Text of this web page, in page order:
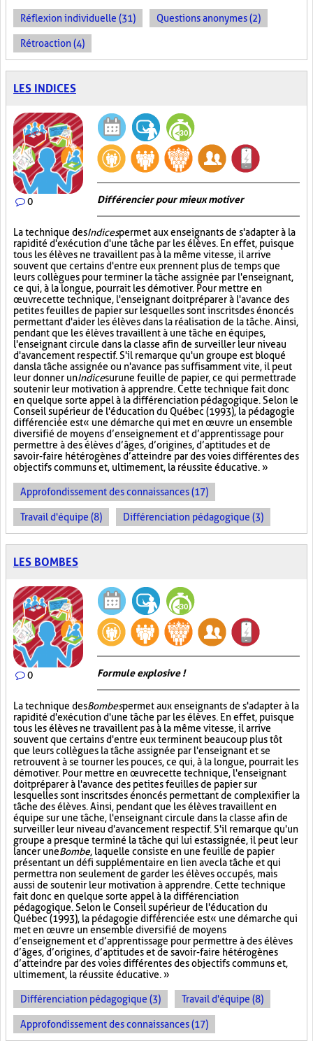
Réflexion individuelle (31) Questions anonymes (2)
Rétroaction (4)
LES INDICES
0 Différencier pour mieux motiver
La technique desIndicespermet aux enseignants de s'adapter à la
rapidité d'exécution d'une tâche par les élèves. En effet, puisque
tous les élèves ne travaillent pas à la même vitesse, il arrive
souvent que certains d'entre eux prennent plus de temps que
leurs collègues pour terminer la tâche assignée par l'enseignant,
ce qui, à la longue, pourrait les démotiver. Pour mettre en
œuvre cette technique, l'enseignant doit préparer à l'avance des
petites feuilles de papier sur lesquelles sont inscrits des énoncés
permettant d'aider les élèves dans la réalisation de la tâche. Ainsi,
pendant que les élèves travaillent à une tâche en équipes,
l'enseignant circule dans la classe afin de surveiller leur niveau
d'avancement respectif. S'il remarque qu'un groupe est bloqué
dans la tâche assignée ou n'avance pas suffisamment vite, il peut
leur donner unIndicesurune feuille de papier, ce qui permettra de
soutenir leur motivation à apprendre. Cette technique fait donc
en quelque sorte appel à la différenciation pédagogique. Selon le
Conseil supérieur de l'éducation du Québec (1993), la pédagogie
différenciée est « une démarche qui met en œuvre un ensemble
diversifié de moyens d’enseignement et d’apprentissage pour
permettre à des élèves d’âges, d’origines, d’aptitudes et de
savoir-faire hétérogènes d’atteindre par des voies différentes des
objectifs communs et, ultimement, la réussite éducative. »
Approfondissement des connaissances (17)
Travail d'équipe (8) Différenciation pédagogique (3)
LES BOMBES
0 Formule explosive !
La technique desBombespermet aux enseignants de s'adapter à la
rapidité d'exécution d'une tâche par les élèves. En effet, puisque
tous les élèves ne travaillent pas à la même vitesse, il arrive
souvent que certains d'entre eux terminent beaucoup plus tôt
que leurs collègues la tâche assignée par l'enseignant et se
retrouvent à se tourner les pouces, ce qui, à la longue, pourrait les
démotiver. Pour mettre en œuvre cette technique, l'enseignant
doit préparer à l'avance des petites feuilles de papier sur
lesquelles sont inscrits des énoncés permettant de complexifier la
tâche des élèves. Ainsi, pendant que les élèves travaillent en
équipe sur une tâche, l'enseignant circule dans la classe afin de
surveiller leur niveau d'avancement respectif. S'il remarque qu'un
groupe a presque terminé la tâche qui lui est assignée, il peut leur
lancer uneBombe, laquelle consiste en une feuille de papier
présentant un défi supplémentaire en lien avec la tâche et qui
permettra non seulement de garder les élèves occupés, mais
aussi de soutenir leur motivation à apprendre. Cette technique
fait donc en quelque sorte appel à la différenciation
pédagogique. Selon le Conseil supérieur de l'éducation du
Québec (1993), la pédagogie différenciée est « une démarche qui
met en œuvre un ensemble diversifié de moyens
d’enseignement et d’apprentissage pour permettre à des élèves
d’âges, d’origines, d’aptitudes et de savoir-faire hétérogènes
d’atteindre par des voies différentes des objectifs communs et,
ultimement, la réussite éducative. »
Différenciation pédagogique (3) Travail d'équipe (8)
Approfondissement des connaissances (17)